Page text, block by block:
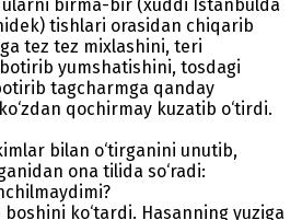
birma-bir (xuddi Istanbulda
tishlari orasidan chiqarib
tez tez mixlashini, teri
yumshatishini, tosdagi
tagcharmga qanday
qochirmay kuzatib o‘tirdi.
bilan o‘tirganini unutib,
ona tilida so‘radi:
ko‘tardi. Hasanning yuziga